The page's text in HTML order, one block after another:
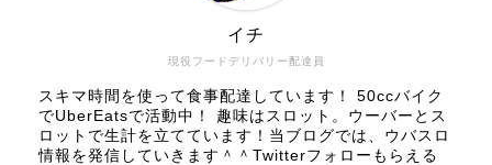
現役フードデリバリー配達員
イチ
スキマ時間を使って食事配達しています！ 50ccバイク
でUberEatsで活動中！ 趣味はスロット。ウーバーとス
ロットで生計を立てています！当ブログでは、ウバスロ
情報を発信していきます＾＾Twitterフォローもらえる